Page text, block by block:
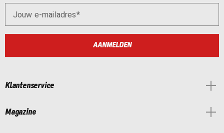
Jouw e-mailadres
AANMELDEN
Klantenservice
Magazine